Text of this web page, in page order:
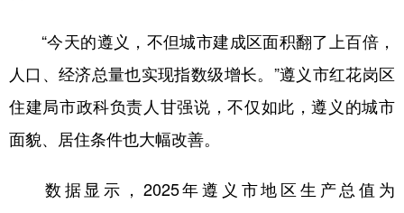
“今天的遵义，不但城市建成区面积翻了上百倍，
人口、经济总量也实现指数级增长。”遵义市红花岗区
住建局市政科负责人甘强说，不仅如此，遵义的城市
面貌、居住条件也大幅改善。
数据显示，2025年遵义市地区生产总值为